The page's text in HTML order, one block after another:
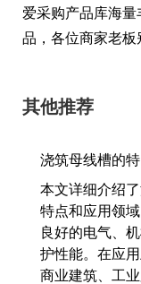
爱采购产品库海
品，各位商家老板
其他推荐
浇筑母线槽的
本文详细介绍
特点和应用领
良好的电气、
护性能。在应
商业建筑、工